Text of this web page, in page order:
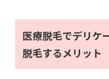
医療脱毛でデリケ
脱毛するメリット